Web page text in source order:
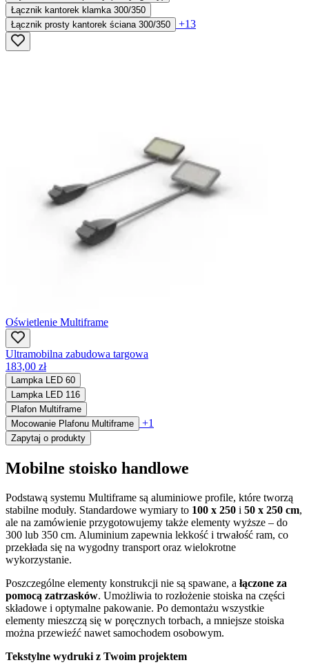
Łącznik kantorek klamka 300/350
Łącznik prosty kantorek ściana 300/350
+13
Oświetlenie Multiframe
Ultramobilna zabudowa targowa
183,00 zł
Lampka LED 60
Lampka LED 116
Plafon Multiframe
Mocowanie Plafonu Multiframe
+1
Zapytaj o produkty
Mobilne stoisko handlowe
Podstawą systemu Multiframe są aluminiowe profile, które tworzą
stabilne moduły. Standardowe wymiary to 100 x 250 i 50 x 250 cm,
ale na zamówienie przygotowujemy także elementy wyższe – do
300 lub 350 cm. Aluminium zapewnia lekkość i trwałość ram, co
przekłada się na wygodny transport oraz wielokrotne
wykorzystanie.
Poszczególne elementy konstrukcji nie są spawane, a łączone za
pomocą zatrzasków. Umożliwia to rozłożenie stoiska na części
składowe i optymalne pakowanie. Po demontażu wszystkie
elementy mieszczą się w poręcznych torbach, a mniejsze stoiska
można przewieźć nawet samochodem osobowym.
Tekstylne wydruki z Twoim projektem